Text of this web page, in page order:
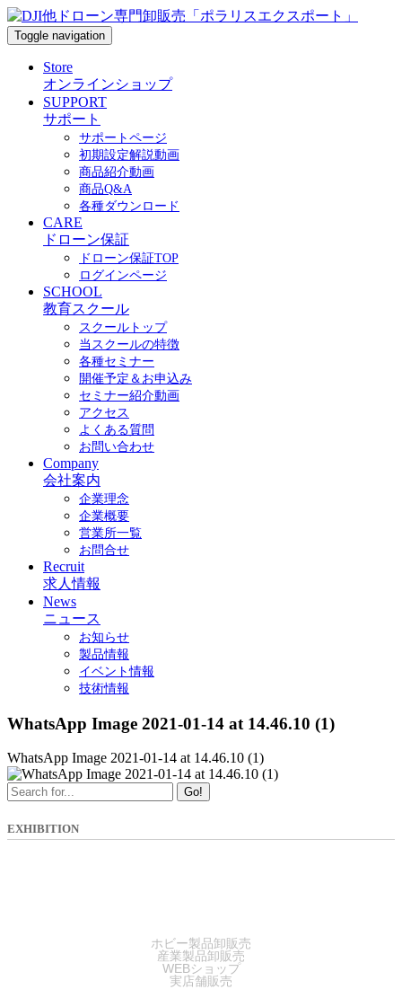
Toggle navigation
Store
オンラインショップ
SUPPORT
サポート
サポートページ
初期設定解説動画
商品紹介動画
商品Q&A
各種ダウンロード
CARE
ドローン保証
ドローン保証TOP
ログインページ
SCHOOL
教育スクール
スクールトップ
当スクールの特徴
各種セミナー
開催予定＆お申込み
セミナー紹介動画
アクセス
よくある質問
お問い合わせ
Company
会社案内
企業理念
企業概要
営業所一覧
お問合せ
Recruit
求人情報
News
ニュース
お知らせ
製品情報
イベント情報
技術情報
WhatsApp Image 2021-01-14 at 14.46.10 (1)
WhatsApp Image 2021-01-14 at 14.46.10 (1)
Go!
EXHIBITION
ホビー製品卸販売
産業製品卸販売
WEBショップ
実店舗販売